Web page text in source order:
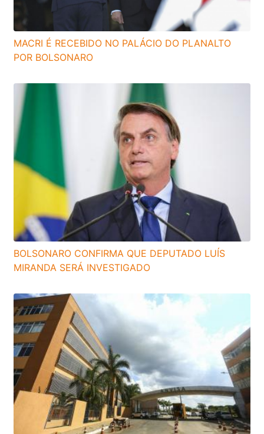
MACRI É RECEBIDO NO PALÁCIO DO PLANALTO
POR BOLSONARO
BOLSONARO CONFIRMA QUE DEPUTADO LUÍS
MIRANDA SERÁ INVESTIGADO